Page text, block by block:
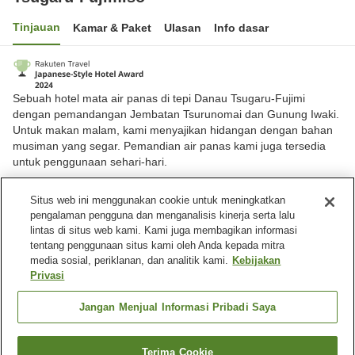
Tinjauan Kamar & Paket Ulasan Info dasar
Sebuah hotel mata air panas di tepi Danau Tsugaru-Fujimi
dengan pemandangan Jembatan Tsurunomai dan Gunung Iwaki.
Untuk makan malam, kami menyajikan hidangan dengan bahan
musiman yang segar. Pemandian air panas kami juga tersedia
untuk penggunaan sehari-hari.
Lihat di peta
Sangat baik Ulasan:180
Fasilitas properti
Tempat parkir
Restoran
Situs web ini menggunakan cookie untuk meningkatkan
pengalaman pengguna dan menganalisis kinerja serta lalu
lintas di situs web kami. Kami juga membagikan informasi
tentang penggunaan situs kami oleh Anda kepada mitra
media sosial, periklanan, dan analitik kami. Kebijakan
Privasi
Jangan Menjual Informasi Pribadi Saya
Terima Cookie